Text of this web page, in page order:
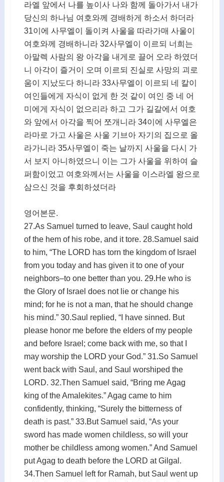
라엘 앞에서 나를 높이사 나와 함께 돌아가서 내가
당신의 하나님 여호와께 경배하게 하소서 하더라
31이에 사무엘이 돌이켜 사울을 따라가매 사울이
여호와께 경배하니라 32사무엘이 이르되 너희는
아말렉 사람의 왕 아각을 내게로 끌어 오라 하였더
니 아각이 즐거이 오며 이르되 진실로 사망의 괴로
움이 지났도다 하니라 33사무엘이 이르되 네 칼이
여인들에게 자식이 없게 한 것 같이 여인 중 네 어
미에게 자식이 없으리라 하고 그가 길갈에서 여호
와 앞에서 아각을 찍어 쪼개니라 34이에 사무엘은
라마로 가고 사울은 사울 기브아 자기의 집으로 올
라가니라 35사무엘이 죽는 날까지 사울을 다시 가
서 보지 아니하였으니 이는 그가 사울을 위하여 슬
퍼함이었고 여호와께서는 사울을 이스라엘 왕으로
삼으신 것을 후회하셨더라
영어본문.
27.As Samuel turned to leave, Saul caught hold
of the hem of his robe, and it tore. 28.Samuel said
to him, “The LORD has torn the kingdom of Israel
from you today and has given it to one of your
neighbors–to one better than you. 29.He who is
the Glory of Israel does not lie or change his
mind; for he is not a man, that he should change
his mind.” 30.Saul replied, “I have sinned. But
please honor me before the elders of my people
and before Israel; come back with me, so that I
may worship the LORD your God.” 31.So Samuel
went back with Saul, and Saul worshiped the
LORD. 32.Then Samuel said, “Bring me Agag
king of the Amalekites.” Agag came to him
confidently, thinking, “Surely the bitterness of
death is past.” 33.But Samuel said, “As your
sword has made women childless, so will your
mother be childless among women.” And Samuel
put Agag to death before the LORD at Gilgal.
34.Then Samuel left for Ramah, but Saul went up